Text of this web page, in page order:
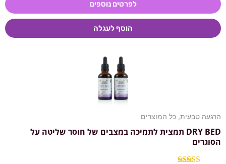
לפרטים נוספים
הוסף לעגלה
הרגעה טבעית, כל המוצרים
DRY BED תמצית לתמיכה במצבים של חוסר שליטה על
הסוגרים